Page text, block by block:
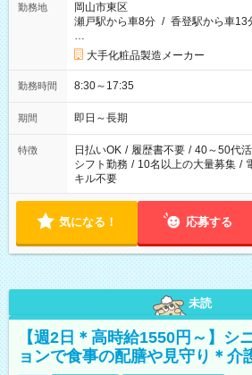
勤務地
岡山市東区
瀬戸駅から車8分 / 香登駅から車13
…
大手化粧品製造メーカー
勤務時間 8:30～17:35
期間 即日～長期
特徴 日払いOK / 履歴書不要 / 40～50代
シフト勤務 / 10名以上の大量募集 /
キル不要
気になる！ 応募する
未読
【週2日＊高時給1550円～】シ
ョンで食事の配膳や見守り＊介